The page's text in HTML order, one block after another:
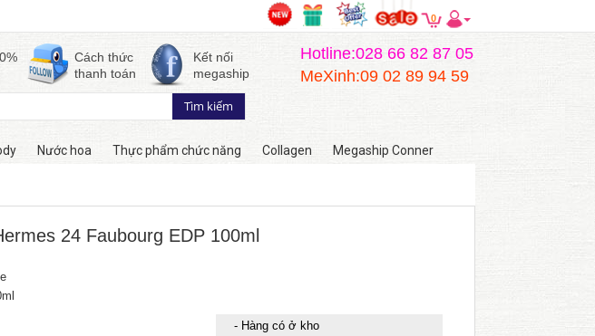
0
Cách thức
thanh toán
Kết nối
megaship
Hotline:028 66 82 87 05
MeXinh:09 02 89 94 59
Nước hoa Thực phẩm chức năng Collagen Megaship Conner
24 Faubourg EDP 100ml
- Hàng có ở kho